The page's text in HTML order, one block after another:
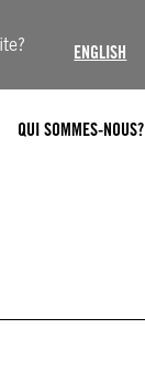
ENGLISH
QUI SOMMES-NOUS?